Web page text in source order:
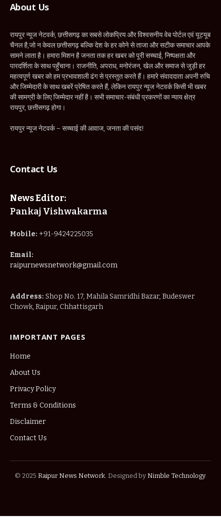
About Us
रायपुर न्यूज नेटवर्क, छत्तीसगढ़ का सबसे लोकप्रिय और विश्वसनीय वेब पोर्टल एवं यूट्यूब
चैनल है,जो न केवल छत्तीसगढ़ बल्कि देश के हर कोने से ताजा और सटीक समाचार आपके
सामने लाता है। हमारा मिशन है जनता तक हर खबर को पूरी सच्चाई, निष्पक्षता और
पारदर्शिता के साथ पहुँचाना। राजनीति, अपराध, मनोरंजन, खेल और समाज से जुड़ी हर
महत्वपूर्ण खबर को हम प्रभावशाली ढंग से प्रस्तुत करते हैं। हमारे संवाददाता अपनी रुचि
और जिम्मेदारी के साथ खबरें प्रेषित करते हैं, लेकिन रायपुर न्यूज नेटवर्क किसी भी खबर
की सामग्री के लिए जिम्मेदार नहीं है। सभी समाचार-संबंधी प्रकरणों का न्याय क्षेत्र
रायपुर, छत्तीसगढ़ होगा।
रायपुर न्यूज नेटवर्क – सच्चाई की आवाज, जनता की पसंद!
Contact Us
News Editor:
Pankaj Vishwakarma
Mobile: +91-9424225035
Email:
raipurnewsnetwork@gmail.com
Address: Shop No. 17, Mahila Samridhi Bazar, Budeswer
Chowk, Raipur, Chhattisgarh
IMPORTANT PAGES
Home
About Us
Privacy Policy
Terms & Conditions
Disclaimer
Contact Us
© 2025 Raipur News Network. Designed by Nimble Technology.